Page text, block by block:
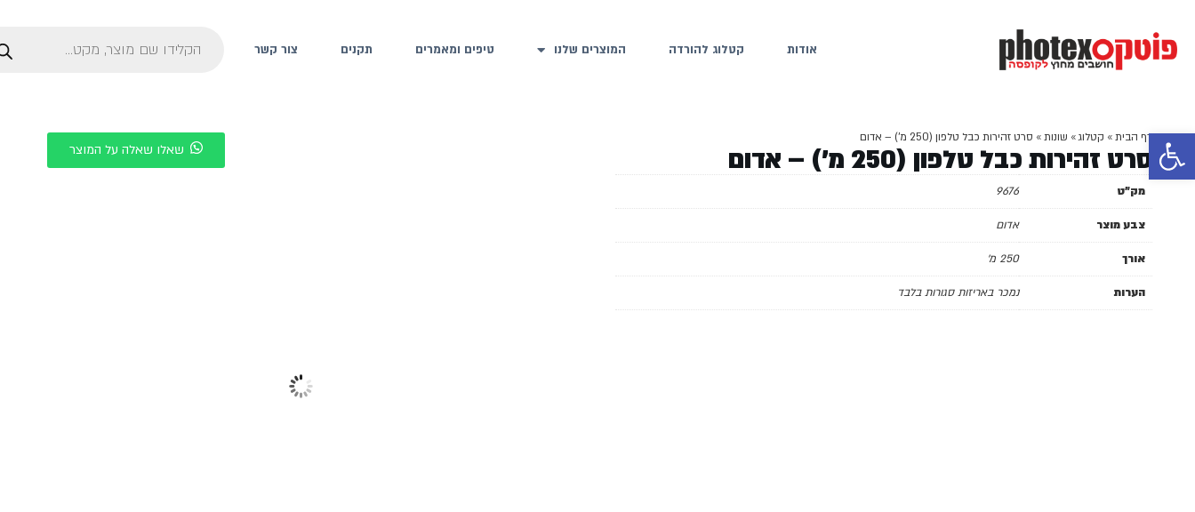
פתח סרגל נגישות
אודות קטלוג להורדה המוצרים שלנו טיפים ומאמרים תקנים צור קשר
דף הבית» קטלוג» שונות» סרט זהירות כבל טלפון (250 מ') – אדום
סרט זהירות כבל טלפון (250 מ') – אדום
מק"ט 9676
צבע מוצר אדום
אורך 250 מ'
הערות נמכר באריזות סגורות בלבד
שאלו שאלה על המוצר